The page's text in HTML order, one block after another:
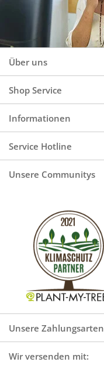
Über uns
Shop Service
Informationen
Service Hotline
Unsere Communitys
Unsere Zahlungsarten
Wir versenden mit: